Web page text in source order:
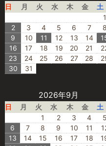
日 月 火 水 木 金
土
1
2
3 4 5 6 7
8
9
10 11 12 13 14
16
17 18 19 20 21
23
24 25 26 27 28
30
31
2026年9月
日 月 火 水 木 金
土
1
2 3 4
5
6
7 8 9 10 11
13
14 15 16 17 18